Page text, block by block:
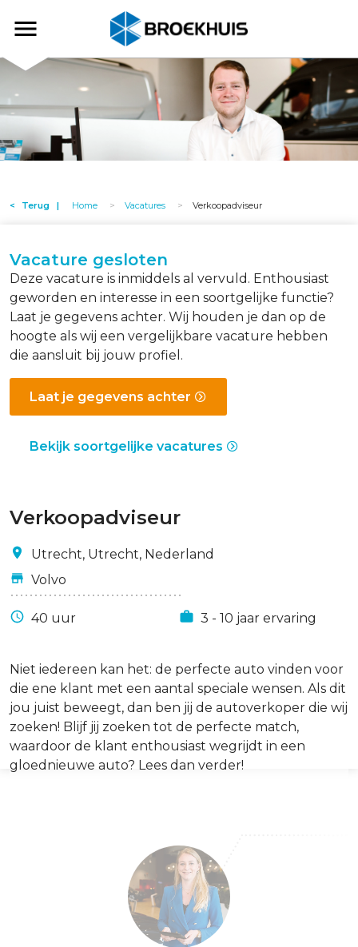
en
de
gaan
Broekhuis
Terug Home Vacatures Verkoopadviseur
Vacature gesloten
Deze vacature is inmiddels al vervuld. Enthousiast
geworden en interesse in een soortgelijke functie?
Laat je gegevens achter. Wij houden je dan op de
hoogte als wij een vergelijkbare vacature hebben
die aansluit bij jouw profiel.
Laat je gegevens achter
Bekijk soortgelijke vacatures
Verkoopadviseur
Utrecht, Utrecht, Nederland
Volvo
40 uur 3 - 10 jaar ervaring
Niet iedereen kan het: de perfecte auto vinden voor
die ene klant met een aantal speciale wensen. Als dit
jou juist beweegt, dan ben jij de autoverkoper die wij
zoeken! Blijf jij zoeken tot de perfecte match,
waardoor de klant enthousiast wegrijdt in een
gloednieuwe auto? Lees dan verder!